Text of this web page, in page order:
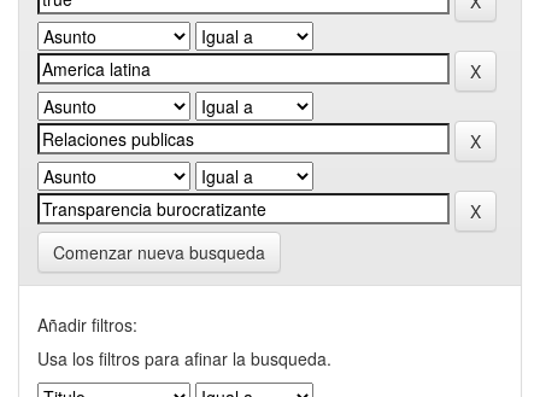
Comenzar nueva busqueda
Añadir filtros:
Usa los filtros para afinar la busqueda.